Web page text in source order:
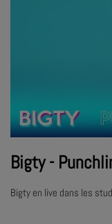
Bigty -
Bigty en live dans les